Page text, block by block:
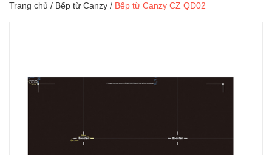
Trang chủ / Bếp từ Canzy / Bếp từ Canzy CZ QD02